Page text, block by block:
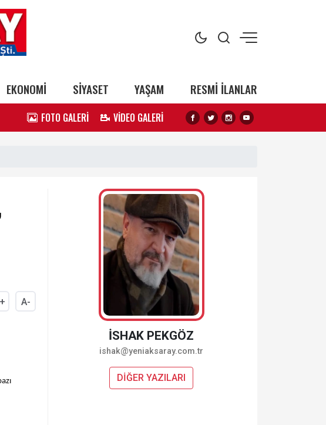
EKONOMİ SİYASET YAŞAM RESMİ İLANLAR
FOTO GALERİ VİDEO GALERİ
A-
İSHAK PEKGÖZ
ishak@yeniaksaray.com.tr
DİĞER YAZILARI